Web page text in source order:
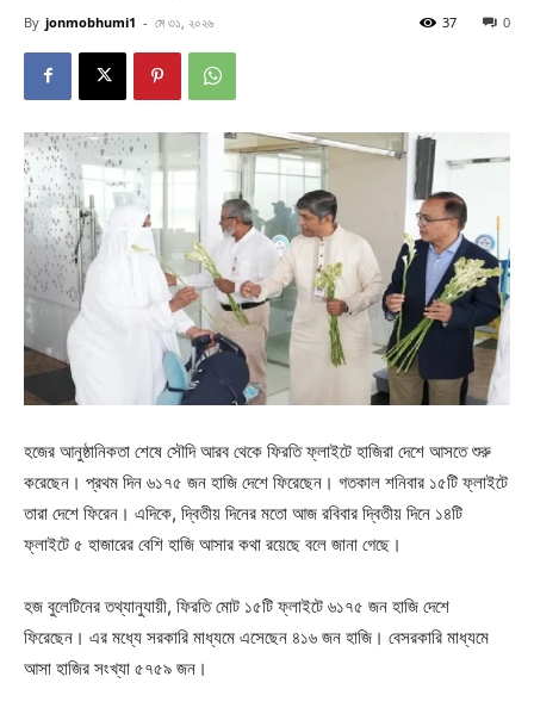
By jonmobhumi1 - মে ৩১, ২০২৬ 0
37
হজের আনুষ্ঠানিকতা শেষে সৌদি আরব থেকে ফিরতি ফ্লাইটে হাজিরা দেশে আসতে শুরু
করেছেন। প্রথম দিন ৬১৭৫ জন হাজি দেশে ফিরেছেন। গতকাল শনিবার ১৫টি ফ্লাইটে
তারা দেশে ফিরেন। এদিকে, দ্বিতীয় দিনের মতো আজ রবিবার দ্বিতীয় দিনে ১৪টি
ফ্লাইটে ৫ হাজারের বেশি হাজি আসার কথা রয়েছে বলে জানা গেছে।
হজ বুলেটিনের তথ্যানুযায়ী, ফিরতি মোট ১৫টি ফ্লাইটে ৬১৭৫ জন হাজি দেশে
ফিরেছেন। এর মধ্যে সরকারি মাধ্যমে এসেছেন ৪১৬ জন হাজি। বেসরকারি মাধ্যমে
আসা হাজির সংখ্যা ৫৭৫৯ জন।